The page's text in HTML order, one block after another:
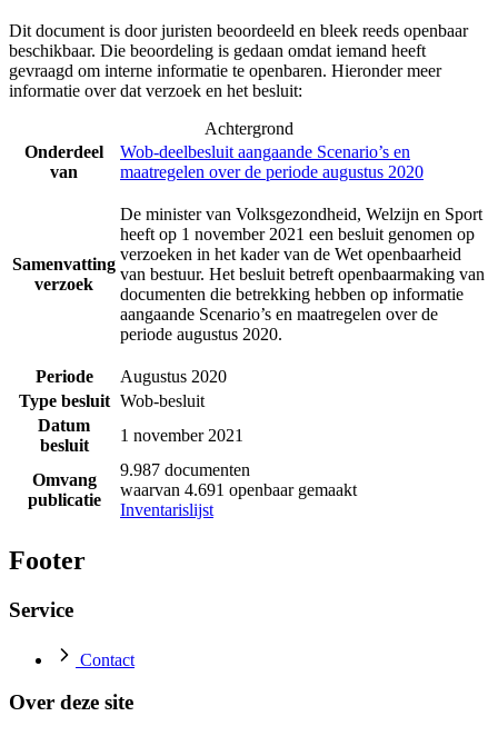
Dit document is door juristen beoordeeld en bleek reeds openbaar
beschikbaar. Die beoordeling is gedaan omdat iemand heeft
gevraagd om interne informatie te openbaren. Hieronder meer
informatie over dat verzoek en het besluit:
Achtergrond
Onderdeel
van
Wob-deelbesluit aangaande Scenario’s en
maatregelen over de periode augustus 2020
Samenvatting
verzoek
De minister van Volksgezondheid, Welzijn en Sport
heeft op 1 november 2021 een besluit genomen op
verzoeken in het kader van de Wet openbaarheid
van bestuur. Het besluit betreft openbaarmaking van
documenten die betrekking hebben op informatie
aangaande Scenario’s en maatregelen over de
periode augustus 2020.
Periode
Augustus 2020
Type besluit Wob-besluit
Datum
besluit
1 november 2021
Omvang
publicatie
9.987 documenten
waarvan 4.691 openbaar gemaakt
Inventarislijst
Footer
Service
Contact
Over deze site